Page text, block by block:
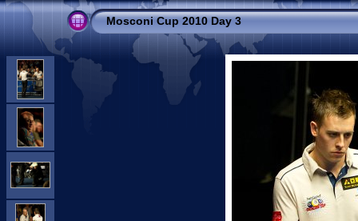
Mosconi Cup 2010 Day 3